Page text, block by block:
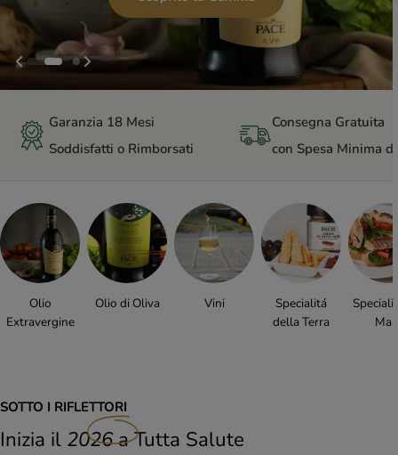
Garanzia 18 Mesi
Soddisfatti o Rimborsati
Consegna Gratuita
con Spesa Minima
Olio
Extravergine
Olio di Oliva Vini
Specialitá
della Terra
SOTTO I RIFLETTORI
Inizia il 2026a Tutta Salute